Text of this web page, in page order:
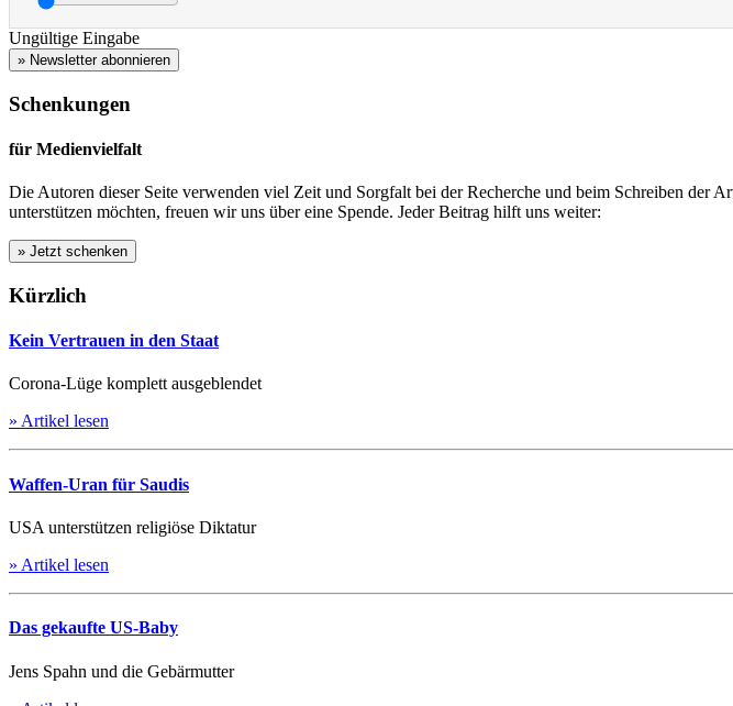
Ungültige Eingabe
» Newsletter abonnieren
Schenkungen
für Medienvielfalt
Die Autoren dieser Seite verwenden viel Zeit und Sorgfalt bei der Recherche und beim Schreiben der
unterstützen möchten, freuen wir uns über eine Spende. Jeder Beitrag hilft uns weiter:
Kürzlich
Kein Vertrauen in den Staat
Corona-Lüge komplett ausgeblendet
» Artikel lesen
Waffen-Uran für Saudis
USA unterstützen religiöse Diktatur
» Artikel lesen
Das gekaufte US-Baby
Jens Spahn und die Gebärmutter